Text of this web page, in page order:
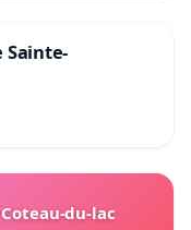
Sainte-
du-lac